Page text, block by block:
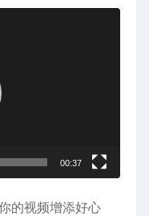
00:37
的视频增添好心